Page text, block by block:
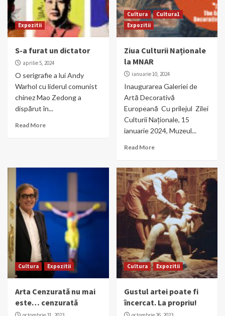
Expozitii
S-a furat un dictator
aprilie 5, 2024
O serigrafie a lui Andy
Warhol cu liderul comunist
chinez Mao Zedong a
dispărut în...
Read More
Cultura
Cultura1
Expozitii
Ziua Culturii Naționale
la MNAR
ianuarie 10, 2024
Inaugurarea Galeriei de
Artă Decorativă
Europeană Cu prilejul Zilei
Culturii Naționale, 15
ianuarie 2024, Muzeul...
Read More
Cultura Expozitii
Arta Cenzurată nu mai
este… cenzurată
Cultura Expozitii
Gustul artei poate fi
încercat. La propriu!